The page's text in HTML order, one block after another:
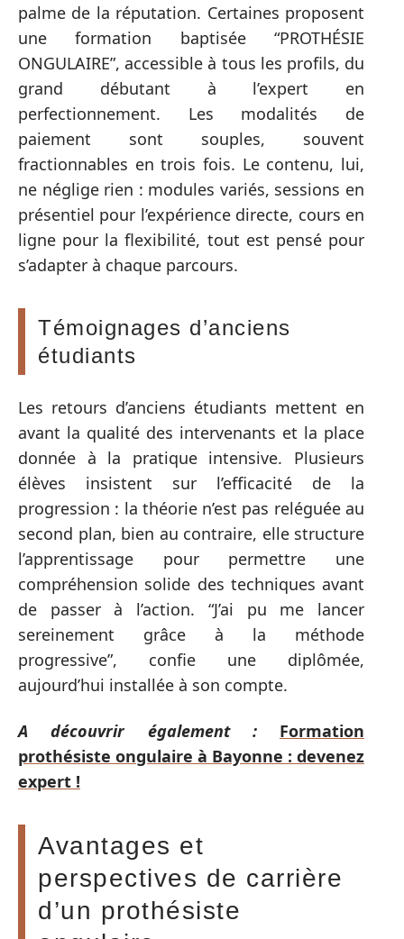
palme de la réputation. Certaines proposent
une formation baptisée “PROTHÉSIE
ONGULAIRE”, accessible à tous les profils, du
grand débutant à l’expert en
perfectionnement. Les modalités de
paiement sont souples, souvent
fractionnables en trois fois. Le contenu, lui,
ne néglige rien : modules variés, sessions en
présentiel pour l’expérience directe, cours en
ligne pour la flexibilité, tout est pensé pour
s’adapter à chaque parcours.
Témoignages d’anciens
étudiants
Les retours d’anciens étudiants mettent en
avant la qualité des intervenants et la place
donnée à la pratique intensive. Plusieurs
élèves insistent sur l’efficacité de la
progression : la théorie n’est pas reléguée au
second plan, bien au contraire, elle structure
l’apprentissage pour permettre une
compréhension solide des techniques avant
de passer à l’action. “J’ai pu me lancer
sereinement grâce à la méthode
progressive”, confie une diplômée,
aujourd’hui installée à son compte.
A découvrir également :
Formation
prothésiste ongulaire à Bayonne : devenez
expert !
Avantages et
perspectives de carrière
d’un prothésiste